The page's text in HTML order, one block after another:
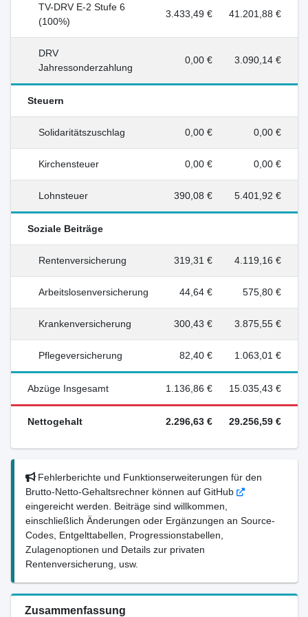
TV-DRV E-2 Stufe 6
(100%)
3.433,49 € 41.201,88 €
DRV
Jahressonderzahlung
0,00 € 3.090,14 €
Steuern
Solidaritätszuschlag 0,00 € 0,00 €
Kirchensteuer 0,00 € 0,00 €
Lohnsteuer 390,08 € 5.401,92 €
Soziale Beiträge
Rentenversicherung 319,31 € 4.119,16 €
Arbeitslosenversicherung 44,64 € 575,80 €
Krankenversicherung 300,43 € 3.875,55 €
Pflegeversicherung 82,40 € 1.063,01 €
Abzüge Insgesamt 1.136,86 € 15.035,43 €
Nettogehalt 2.296,63 € 29.256,59 €
Fehlerberichte und Funktionserweiterungen für den
Brutto-Netto-Gehaltsrechner können auf GitHub
eingereicht werden. Beiträge sind willkommen,
einschließlich Änderungen oder Ergänzungen an Source-
Codes, Entgelttabellen, Progressionstabellen,
Zulagenoptionen und Details zur privaten
Rentenversicherung, usw.
Zusammenfassung